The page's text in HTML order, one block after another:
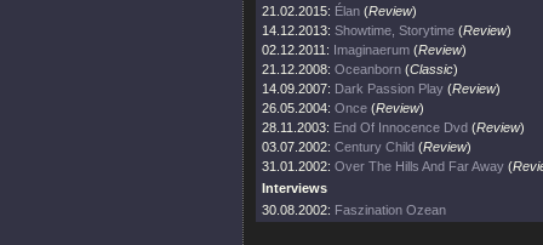
21.02.2015: Élan (Review)
14.12.2013: Showtime, Storytime (Review)
02.12.2011: Imaginaerum (Review)
21.12.2008: Oceanborn (Classic)
14.09.2007: Dark Passion Play (Review)
26.05.2004: Once (Review)
28.11.2003: End Of Innocence Dvd (Review)
03.07.2002: Century Child (Review)
31.01.2002: Over The Hills And Far Away (
Interviews
30.08.2002: Faszination Ozean